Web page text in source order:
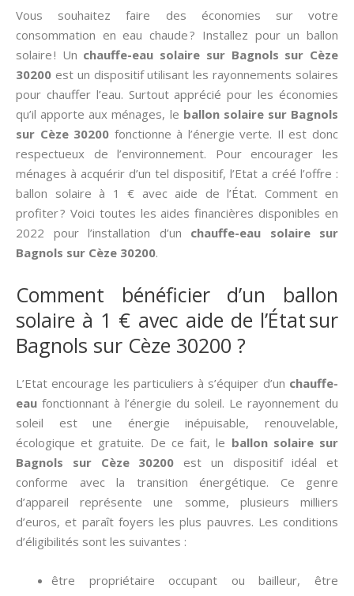
Vous souhaitez faire des économies sur votre
consommation en eau chaude ? Installez pour un ballon
solaire ! Un chauffe-eau solaire sur Bagnols sur Cèze
30200 est un dispositif utilisant les rayonnements solaires
pour chauffer l’eau. Surtout apprécié pour les économies
qu’il apporte aux ménages, le ballon solaire sur Bagnols
sur Cèze 30200 fonctionne à l’énergie verte. Il est donc
respectueux de l’environnement. Pour encourager les
ménages à acquérir d’un tel dispositif, l’Etat a créé l’offre :
ballon solaire à 1 € avec aide de l’État. Comment en
profiter ? Voici toutes les aides financières disponibles en
2022 pour l’installation d’un chauffe-eau solaire sur
Bagnols sur Cèze 30200.
Comment bénéficier d’un ballon
solaire à 1 € avec aide de l’État sur
Bagnols sur Cèze 30200 ?
L’Etat encourage les particuliers à s’équiper d’un chauffe-
eau fonctionnant à l’énergie du soleil. Le rayonnement du
soleil est une énergie inépuisable, renouvelable,
écologique et gratuite. De ce fait, le ballon solaire sur
Bagnols sur Cèze 30200 est un dispositif idéal et
conforme avec la transition énergétique. Ce genre
d’appareil représente une somme, plusieurs milliers
d’euros, et paraît foyers les plus pauvres. Les conditions
d’éligibilités sont les suivantes :
être propriétaire occupant ou bailleur, être